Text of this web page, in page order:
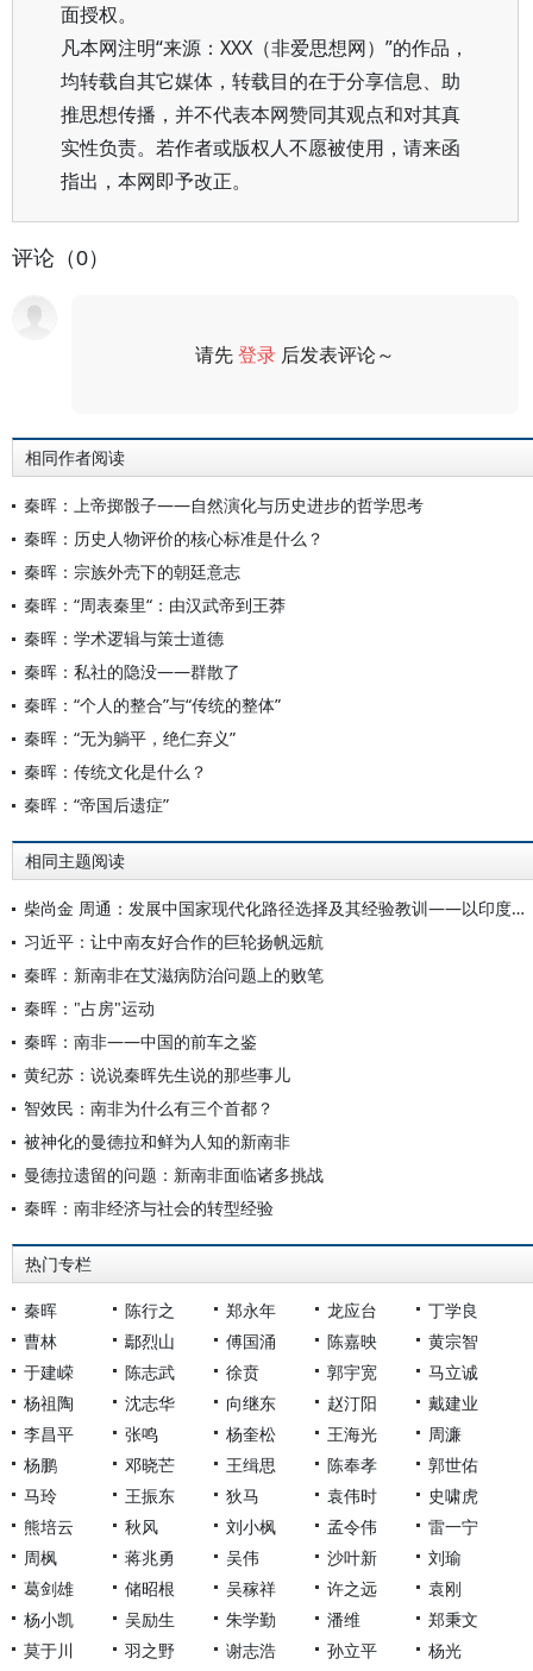
面授权。
凡本网注明“来源：XXX（非爱思想网）”的作品，
均转载自其它媒体，转载目的在于分享信息、助
推思想传播，并不代表本网赞同其观点和对其真
实性负责。若作者或版权人不愿被使用，请来函
指出，本网即予改正。
评论（0）
请先登录 后发表评论～
相同作者阅读
秦晖：上帝掷骰子——自然演化与历史进步的哲学思考
秦晖：历史人物评价的核心标准是什么？
秦晖：宗族外壳下的朝廷意志
秦晖：“周表秦里“：由汉武帝到王莽
秦晖：学术逻辑与策士道德
秦晖：私社的隐没——群散了
秦晖：“个人的整合”与“传统的整体”
秦晖：“无为躺平，绝仁弃义”
秦晖：传统文化是什么？
秦晖：“帝国后遗症”
相同主题阅读
柴尚金 周通：发展中国家现代化路径选择及其经验教训——以印度、巴西、南非等国的现代化为例
习近平：让中南友好合作的巨轮扬帆远航
秦晖：新南非在艾滋病防治问题上的败笔
秦晖："占房"运动
秦晖：南非——中国的前车之鉴
黄纪苏：说说秦晖先生说的那些事儿
智效民：南非为什么有三个首都？
被神化的曼德拉和鲜为人知的新南非
曼德拉遗留的问题：新南非面临诸多挑战
秦晖：南非经济与社会的转型经验
热门专栏
秦晖 陈行之 郑永年 龙应台
丁学良
曹林
鄢烈山 傅国涌 陈嘉映
黄宗智
于建嵘
陈志武 徐贲 郭宇宽
马立诚
杨祖陶
沈志华 向继东 赵汀阳
戴建业
李昌平
张鸣 杨奎松 王海光
周濂
杨鹏
邓晓芒 王缉思 陈奉孝
郭世佑
马玲
王振东 狄马 袁伟时
史啸虎
熊培云
秋风 刘小枫 孟令伟
雷一宁
周枫
蒋兆勇 吴伟 沙叶新
刘瑜
葛剑雄
储昭根 吴稼祥 许之远
袁刚
杨小凯
吴励生 朱学勤 潘维
郑秉文
莫于川
羽之野 谢志浩 孙立平 杨光